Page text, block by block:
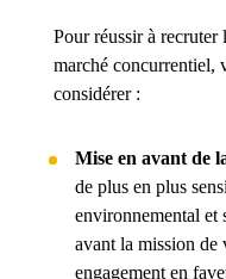
Pour réussir à recruter
marché concurrentiel,
considérer :
Mise en avant de
de plus en plus
environnemental et
avant la mission de
engagement en